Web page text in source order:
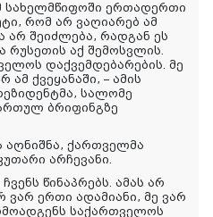
სახელმწიფოში ერთადერთი
რომ არ ვაღიარებ ამ
არ შეიძლება, რადგან ეს
რუსეთის აქ შემოსვლის.
დაქვემდებარების. მე
ქვეყანაში, – ამის
სალომე
ბრიფინგზე
აღნიშნა, ქართველმა
არჩევანი.
წინაპრებს. ამას არ
ვარ ერთი ადამიანი, მე ვარ
საქართველოს